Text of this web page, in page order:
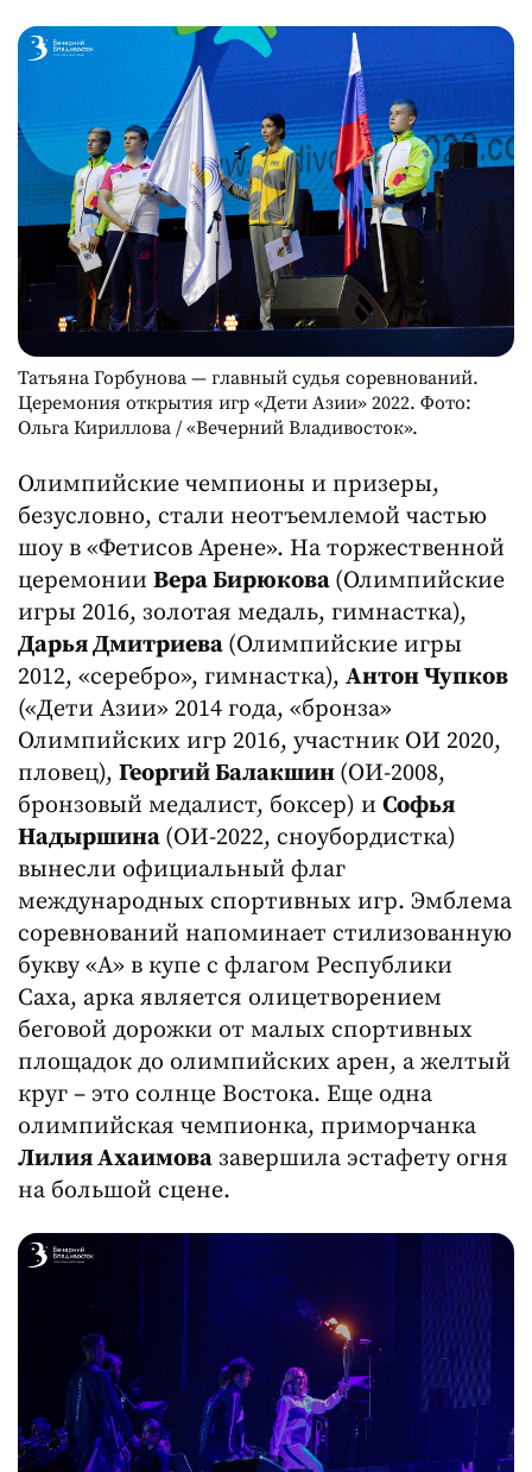
Татьяна Горбунова — главный судья соревнований.
Церемония открытия игр «Дети Азии» 2022. Фото:
Ольга Кириллова / «Вечерний Владивосток».
Олимпийские чемпионы и призеры,
безусловно, стали неотъемлемой частью
шоу в «Фетисов Арене». На торжественной
церемонии Вера Бирюкова (Олимпийские
игры 2016, золотая медаль, гимнастка),
Дарья Дмитриева (Олимпийские игры
2012, «серебро», гимнастка), Антон Чупков
(«Дети Азии» 2014 года, «бронза»
Олимпийских игр 2016, участник ОИ 2020,
пловец), Георгий Балакшин (ОИ-2008,
бронзовый медалист, боксер) и Софья
Надыршина (ОИ-2022, сноубордистка)
вынесли официальный флаг
международных спортивных игр. Эмблема
соревнований напоминает стилизованную
букву «А» в купе с флагом Республики
Саха, арка является олицетворением
беговой дорожки от малых спортивных
площадок до олимпийских арен, а желтый
круг – это солнце Востока. Еще одна
олимпийская чемпионка, приморчанка
Лилия Ахаимова завершила эстафету огня
на большой сцене.